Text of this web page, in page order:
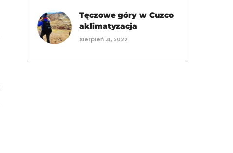
Tęczowe góry w Cuzco
aklimatyzacja
Sierpień 31, 2022